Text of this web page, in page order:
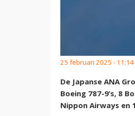
25 februari 2025 -
De Japanse ANA
Boeing 787-9’s, 8
Nippon Airways en